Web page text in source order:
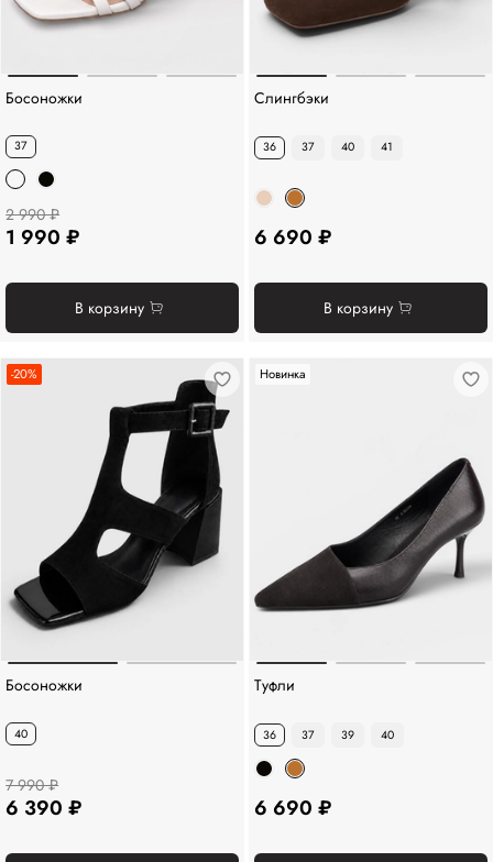
Босоножки
37
2 990 ₽
1 990 ₽
В корзину
Слингбэки
36 37 40 41
6 690 ₽
В корзину
-20%
Босоножки
40
7 990 ₽
6 390 ₽
Новинка
Туфли
36 37 39 40
6 690 ₽